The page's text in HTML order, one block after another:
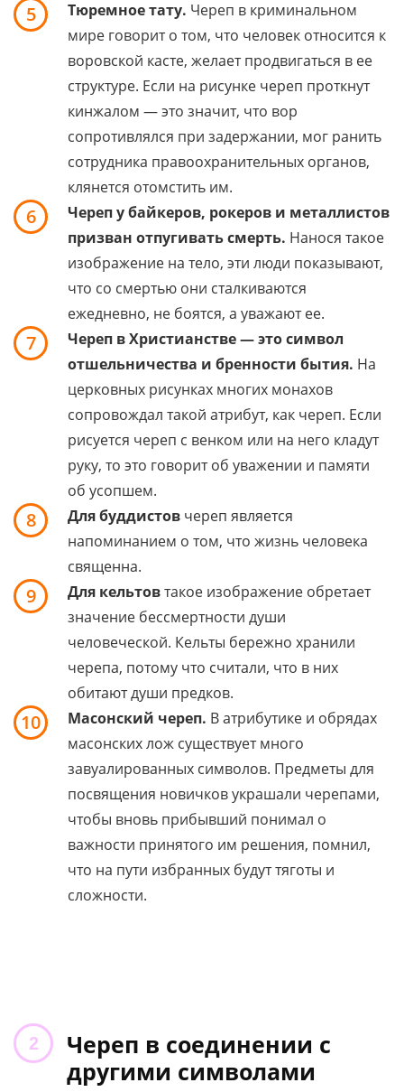
5 Тюремное тату. Череп в криминальном
мире говорит о том, что человек относится к
воровской касте, желает продвигаться в ее
структуре. Если на рисунке череп проткнут
кинжалом — это значит, что вор
сопротивлялся при задержании, мог ранить
сотрудника правоохранительных органов,
клянется отомстить им.
6
Череп у байкеров, рокеров и металлистов
призван отпугивать смерть. Нанося такое
изображение на тело, эти люди показывают,
что со смертью они сталкиваются
ежедневно, не боятся, а уважают ее.
7
Череп в Христианстве — это символ
отшельничества и бренности бытия. На
церковных рисунках многих монахов
сопровождал такой атрибут, как череп. Если
рисуется череп с венком или на него кладут
руку, то это говорит об уважении и памяти
об усопшем.
8 Для буддистов череп является
напоминанием о том, что жизнь человека
священна.
9 Для кельтовтакое изображение обретает
значение бессмертности души
человеческой. Кельты бережно хранили
черепа, потому что считали, что в них
обитают души предков.
10 Масонский череп. В атрибутике и обрядах
масонских лож существует много
завуалированных символов. Предметы для
посвящения новичков украшали черепами,
чтобы вновь прибывший понимал о
важности принятого им решения, помнил,
что на пути избранных будут тяготы и
сложности.
Череп в соединении с
другими символами